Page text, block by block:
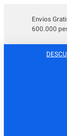
contenido
Envios
600.000